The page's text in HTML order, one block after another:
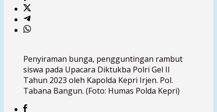
Penyiraman bunga, pengguntingan rambut
siswa pada Upacara Diktukba Polri Gel II
Tahun 2023 oleh Kapolda Kepri Irjen. Pol.
Tabana Bangun. (Foto: Humas Polda Kepri)